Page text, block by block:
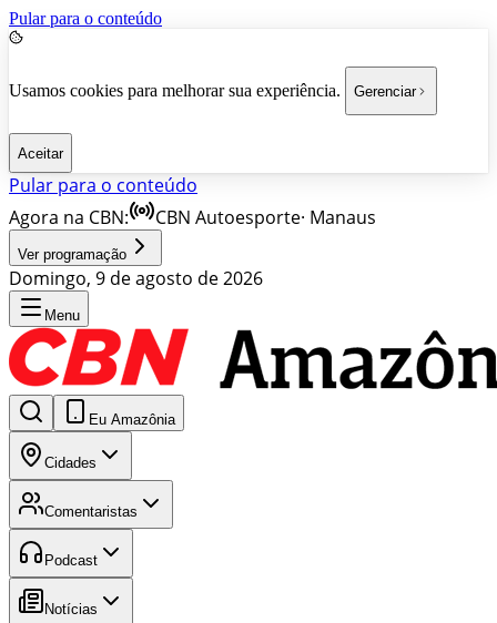
Pular para o conteúdo
Usamos cookies para melhorar sua experiência. Gerenciar
Aceitar
Pular para o conteúdo
Agora na CBN:
CBN Autoesporte· Manaus
Ver programação
Domingo, 9 de agosto de 2026
Menu
Eu Amazônia
Cidades
Comentaristas
Podcast
Notícias